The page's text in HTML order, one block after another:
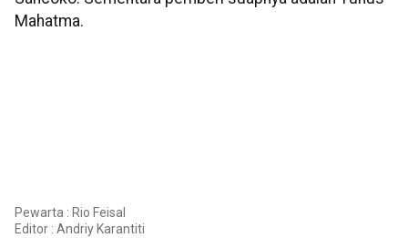
Mahatma.
Pewarta : Rio Feisal
Editor : Andriy Karantiti